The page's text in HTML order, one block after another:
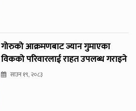
गोरुको आक्रमणबाट ज्यान गुमाएका
विकको परिवारलाई राहत उपलब्ध गराइने
साउन १९, २०८३